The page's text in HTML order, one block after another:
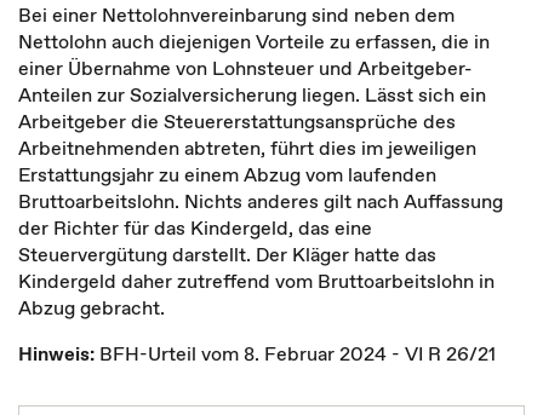
Bei einer Nettolohnvereinbarung sind neben dem
Nettolohn auch diejenigen Vorteile zu erfassen, die in
einer Übernahme von Lohnsteuer und Arbeitgeber-
Anteilen zur Sozial­versicherung liegen. Lässt sich ein
Arbeitgeber die Steuererstattungsansprüche des
Arbeitnehmenden abtreten, führt dies im jeweiligen
Erstattungsjahr zu einem Abzug vom laufenden
Bruttoarbeitslohn. Nichts anderes gilt nach Auffassung
der Richter für das Kindergeld, das eine
Steuervergütung darstellt. Der Kläger hatte das
Kindergeld daher zutreffend vom Bruttoarbeitslohn in
Abzug gebracht.
Hinweis: BFH-Urteil vom 8. Februar 2024 - VI R 26/21